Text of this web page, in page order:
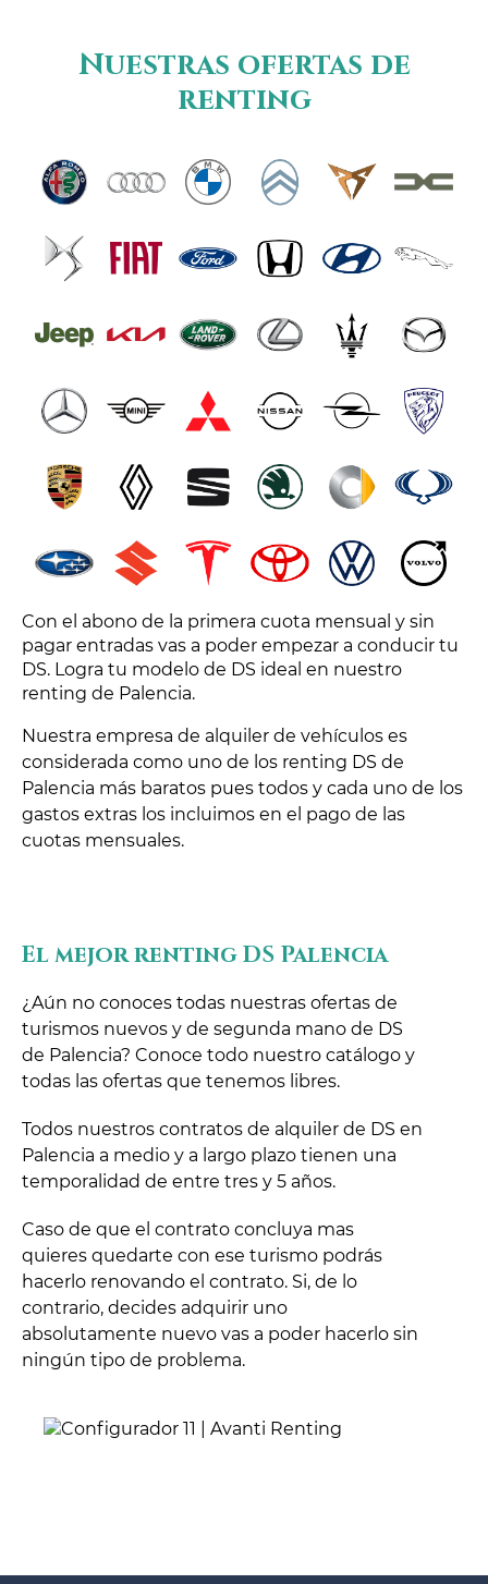
Nuestras ofertas de
renting
Con el abono de la primera cuota mensual y sin
pagar entradas vas a poder empezar a conducir tu
DS. Logra tu modelo de DS ideal en nuestro
renting de Palencia.
Nuestra empresa de alquiler de vehículos es
considerada como uno de los renting DS de
Palencia más baratos pues todos y cada uno de los
gastos extras los incluimos en el pago de las
cuotas mensuales.
El mejor renting DS Palencia
¿Aún no conoces todas nuestras ofertas de
turismos nuevos y de segunda mano de DS
de Palencia? Conoce todo nuestro catálogo y
todas las ofertas que tenemos libres.
Todos nuestros contratos de alquiler de DS en
Palencia a medio y a largo plazo tienen una
temporalidad de entre tres y 5 años.
Caso de que el contrato concluya mas
quieres quedarte con ese turismo podrás
hacerlo renovando el contrato. Si, de lo
contrario, decides adquirir uno
absolutamente nuevo vas a poder hacerlo sin
ningún tipo de problema.